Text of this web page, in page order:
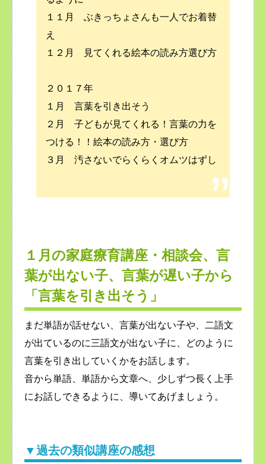
１１月 ぶきっちょさんも一人でお着替
え
１２月 見てくれる絵本の読み方選び方
２０１７年
１月 言葉を引き出そう
２月 子どもが見てくれる！言葉の力を
つける！！絵本の読み方・選び方
３月 汚さないでらくらくオムツはずし
１月の家庭療育講座・相談会、言
葉が出ない子、言葉が遅い子から
「言葉を引き出そう」
まだ単語が話せない、言葉が出ない子や、二語文
が出ているのに三語文が出ない子に、どのように
言葉を引き出していくかをお話します。
音から単語、単語から文章へ、少しずつ長く上手
にお話しできるように、導いてあげましょう。
▼過去の類似講座の感想